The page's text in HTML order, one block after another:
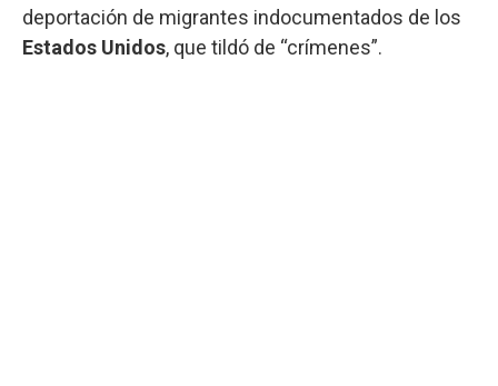
deportación de migrantes indocumentados de los
Estados Unidos, que tildó de “crímenes”.